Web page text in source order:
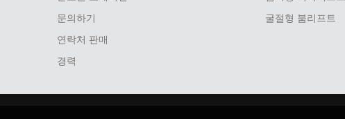
문의하기
연락처 판매
경력
굴절형 붐리프트